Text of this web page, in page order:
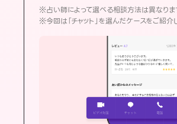
※占い師によって選べる相談方法は異なりま
※今回は「チャット」を選んだケースをご紹介